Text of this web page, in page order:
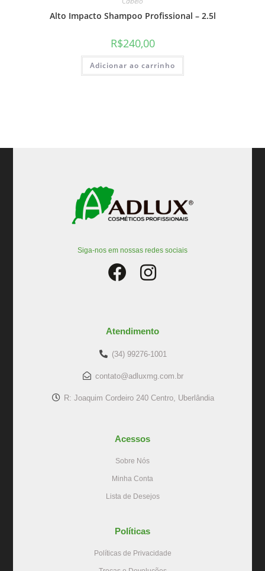
Alto Impacto Shampoo Profissional – 2.5l
R$240,00
Adicionar ao carrinho
Siga-nos em nossas redes sociais
Atendimento
(34) 99276-1001
contato@adluxmg.com.br
R: Joaquim Cordeiro 240 Centro, Uberlândia
Acessos
Sobre Nós
Minha Conta
Lista de Desejos
Políticas
Políticas de Privacidade